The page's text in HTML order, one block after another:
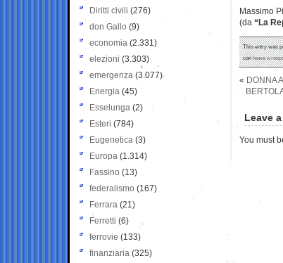
Massimo
(da “La
This entry was
canleave a
« DONNA
Leave
You must
Diritti civili (276)
don Gallo (9)
economia (2.331)
elezioni (3.303)
emergenza (3.077)
Energia (45)
Esselunga (2)
Esteri (784)
Eugenetica (3)
Europa (1.314)
Fassino (13)
federalismo (167)
Ferrara (21)
Ferretti (6)
ferrovie (133)
finanziaria (325)